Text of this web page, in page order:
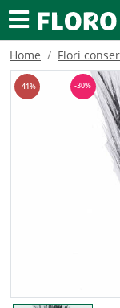
Home Flori
-41% -30%